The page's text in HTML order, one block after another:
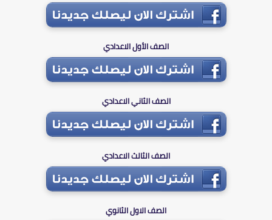
الصف الأول الاعدادي
الصف الثاني الاعدادي
الصف الثالث الاعدادي
الصف الاول الثانوي